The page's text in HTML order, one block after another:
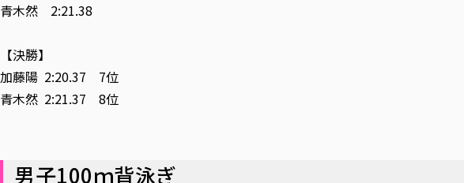
青木然 2:21.38
【決勝】
加藤陽 2:20.37 7位
青木然 2:21.37 8位
男子100ｍ背泳ぎ